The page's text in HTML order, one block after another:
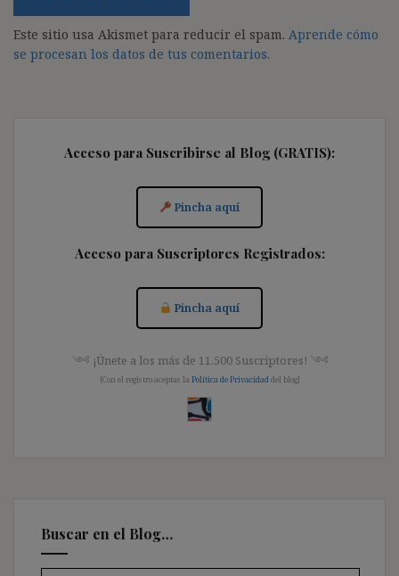
Este sitio usa Akismet para reducir el spam. Aprende cómo
se procesan los datos de tus comentarios.
Acceso para Suscribirse al Blog (GRATIS):
Pincha aquí
Acceso para Suscriptores Registrados:
Pincha aquí
༺ ¡Únete a los más de 11.500 Suscriptores! ༺
[Con el registro aceptas la Política de Privacidad del blog]
Buscar en el Blog…